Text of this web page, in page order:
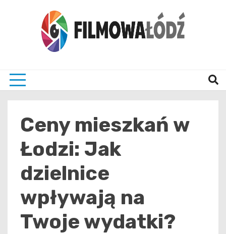
Ceny mieszkań w
Łodzi: Jak
dzielnice
wpływają na
Twoje wydatki?